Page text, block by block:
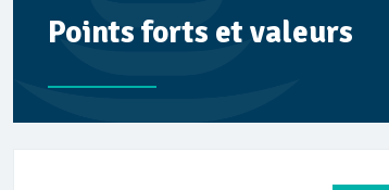
Points forts et valeurs